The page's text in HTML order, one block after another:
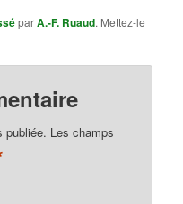
parA.-F. Ruaud. Mettez-le
publiée. Les champs